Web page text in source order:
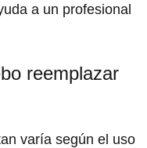
a un profesional
reemplazar
varía según el uso